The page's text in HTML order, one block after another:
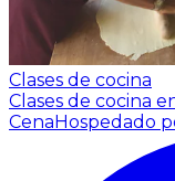
Clases de cocina
Clases de cocina
CenaHospedado